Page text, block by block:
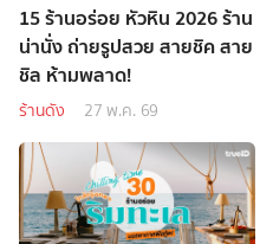
15 ร้านอร่อย หัวหิน 2026 ร้าน
น่านั่ง ถ่ายรูปสวย สายชิค สาย
ชิล ห้ามพลาด!
ร้านดัง 27 พ.ค. 69